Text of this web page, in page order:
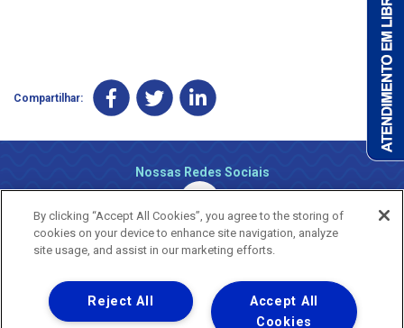
Compartilhar:
Nossas Redes Sociais
Uma empresa
Copyright ® 2026 - Todos os Direitos Reservados.
By clicking “Accept All Cookies”, you agree to the storing of
cookies on your device to enhance site navigation, analyze
site usage, and assist in our marketing efforts.
Accept All
Cookies
Reject All